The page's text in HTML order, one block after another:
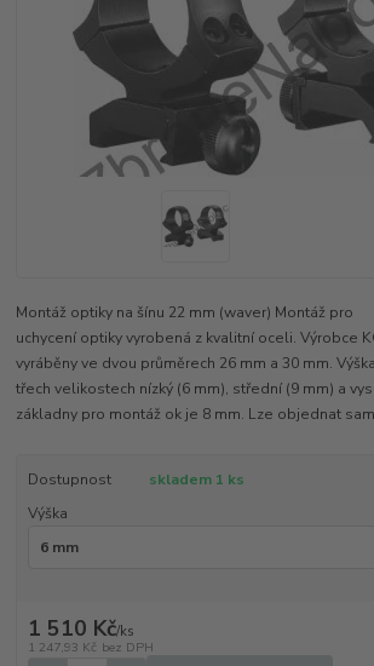
Montáž optiky na šínu 22 mm (waver) Montáž pro
uchycení optiky vyrobená z kvalitní oceli. Výrobce
vyráběny ve dvou průměrech 26 mm a 30 mm.
třech velikostech nízký (6 mm), střední (9 mm) a
základny pro montáž ok je 8 mm. Lze objednat
Dostupnost
skladem 1 ks
Výška
1 510 Kč/ks
1 247,93 Kč bez DPH